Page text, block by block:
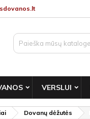
VERSLUI
Dovanų dėžutės